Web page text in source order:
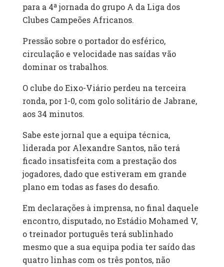
para a 4ª jornada do grupo A da Liga dos
Clubes Campeões Africanos.
Pressão sobre o portador do esférico,
circulação e velocidade nas saídas vão
dominar os trabalhos.
O clube do Eixo-Viário perdeu na terceira
ronda, por 1-0, com golo solitário de Jabrane,
aos 34 minutos.
Sabe este jornal que a equipa técnica,
liderada por Alexandre Santos, não terá
ficado insatisfeita com a prestação dos
jogadores, dado que estiveram em grande
plano em todas as fases do desafio.
Em declarações à imprensa, no final daquele
encontro, disputado, no Estádio Mohamed V,
o treinador português terá sublinhado
mesmo que a sua equipa podia ter saído das
quatro linhas com os três pontos, não